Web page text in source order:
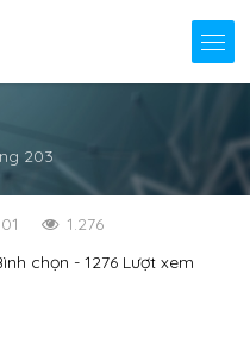
203
1.276
chọn - 1276 Lượt xem